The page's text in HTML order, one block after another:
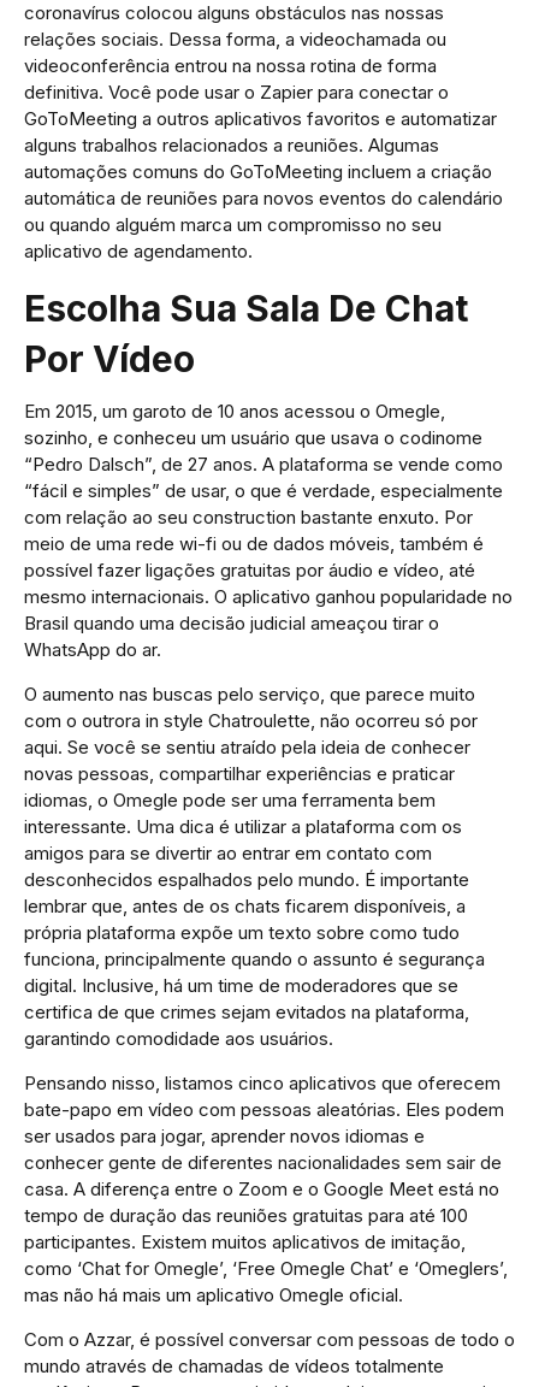
coronavírus colocou alguns obstáculos nas nossas
relações sociais. Dessa forma, a videochamada ou
videoconferência entrou na nossa rotina de forma
definitiva. Você pode usar o Zapier para conectar o
GoToMeeting a outros aplicativos favoritos e automatizar
alguns trabalhos relacionados a reuniões. Algumas
automações comuns do GoToMeeting incluem a criação
automática de reuniões para novos eventos do calendário
ou quando alguém marca um compromisso no seu
aplicativo de agendamento.
Escolha Sua Sala De Chat
Por Vídeo
Em 2015, um garoto de 10 anos acessou o Omegle,
sozinho, e conheceu um usuário que usava o codinome
“Pedro Dalsch”, de 27 anos. A plataforma se vende como
“fácil e simples” de usar, o que é verdade, especialmente
com relação ao seu construction bastante enxuto. Por
meio de uma rede wi-fi ou de dados móveis, também é
possível fazer ligações gratuitas por áudio e vídeo, até
mesmo internacionais. O aplicativo ganhou popularidade no
Brasil quando uma decisão judicial ameaçou tirar o
WhatsApp do ar.
O aumento nas buscas pelo serviço, que parece muito
com o outrora in style Chatroulette, não ocorreu só por
aqui. Se você se sentiu atraído pela ideia de conhecer
novas pessoas, compartilhar experiências e praticar
idiomas, o Omegle pode ser uma ferramenta bem
interessante. Uma dica é utilizar a plataforma com os
amigos para se divertir ao entrar em contato com
desconhecidos espalhados pelo mundo. É importante
lembrar que, antes de os chats ficarem disponíveis, a
própria plataforma expõe um texto sobre como tudo
funciona, principalmente quando o assunto é segurança
digital. Inclusive, há um time de moderadores que se
certifica de que crimes sejam evitados na plataforma,
garantindo comodidade aos usuários.
Pensando nisso, listamos cinco aplicativos que oferecem
bate-papo em vídeo com pessoas aleatórias. Eles podem
ser usados para jogar, aprender novos idiomas e
conhecer gente de diferentes nacionalidades sem sair de
casa. A diferença entre o Zoom e o Google Meet está no
tempo de duração das reuniões gratuitas para até 100
participantes. Existem muitos aplicativos de imitação,
como ‘Chat for Omegle’, ‘Free Omegle Chat’ e ‘Omeglers’,
mas não há mais um aplicativo Omegle oficial.
Com o Azzar, é possível conversar com pessoas de todo o
mundo através de chamadas de vídeos totalmente